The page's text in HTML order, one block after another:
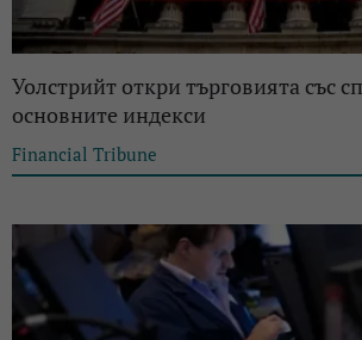
Уолстрийт откри търговията със
основните индекси
Financial Tribune